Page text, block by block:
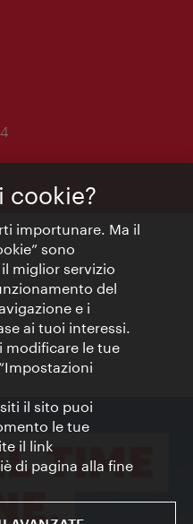
cookie?
importunare. Ma il
sono
miglior servizio
del
e i
ai tuoi interessi.
modificare le tue
il sito puoi
le tue
il link
di pagina alla fine